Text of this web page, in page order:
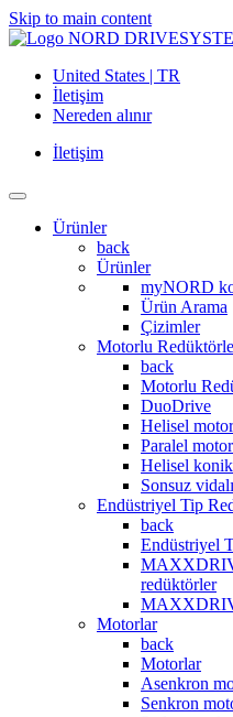
Skip to main content
United States | TR
İletişim
Nereden alınır
İletişim
Ürünler
back
Ürünler
myNORD
Ürün Arama
Çizimler
Motorlu
back
Motorlu
DuoDrive
Helisel
Paralel
Helisel
Sonsuz
Endüstriyel Tip
back
Endüstriyel
redüktörler
Motorlar
back
Motorlar
Asenkron
Senkron